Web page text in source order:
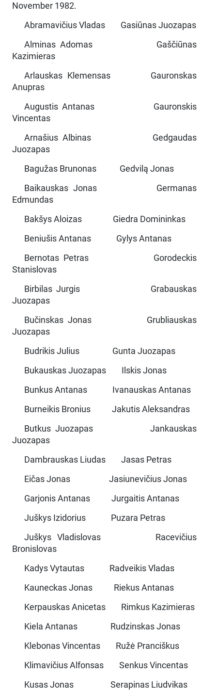
November 1982.
Abramavičius Vladas Gasiūnas Juozapas
Alminas Adomas Gaščiūnas
Kazimieras
Arlauskas Klemensas Gauronskas
Anupras
Augustis Antanas Gauronskis
Vincentas
Arnašius Albinas Gedgaudas
Juozapas
Bagužas Brunonas Gedvilą Jonas
Baikauskas Jonas Germanas
Edmundas
Bakšys Aloizas Giedra Domininkas
Beniušis Antanas Gylys Antanas
Bernotas Petras Gorodeckis
Stanislovas
Birbilas Jurgis Grabauskas
Juozapas
Bučinskas Jonas Grubliauskas
Juozapas
Budrikis Julius Gunta Juozapas
Bukauskas Juozapas Ilskis Jonas
Bunkus Antanas Ivanauskas Antanas
Burneikis Bronius Jakutis Aleksandras
Butkus Juozapas Jankauskas
Juozapas
Dambrauskas Liudas Jasas Petras
Eičas Jonas Jasiunevičius Jonas
Garjonis Antanas Jurgaitis Antanas
Juškys Izidorius Puzara Petras
Juškys Vladislovas Racevičius
Bronislovas
Kadys Vytautas Radveikis Vladas
Kauneckas Jonas Riekus Antanas
Kerpauskas Anicetas Rimkus Kazimieras
Kiela Antanas Rudzinskas Jonas
Klebonas Vincentas Ružė Pranciškus
Klimavičius Alfonsas Senkus Vincentas
Kusas Jonas Serapinas Liudvikas